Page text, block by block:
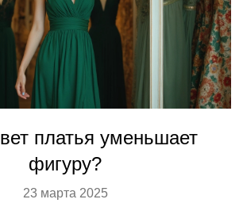
платья уменьшает
фигуру?
23 марта 2025